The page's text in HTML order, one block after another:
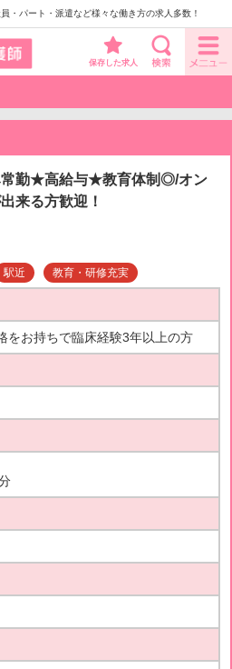
・パート・派遣など様々な働き方の求人多数！
保存した求人
常勤★高給与★教育体制◎/オン
来る方歓迎！
駅近 教育・研修充実
をお持ちで臨床経験3年以上の方